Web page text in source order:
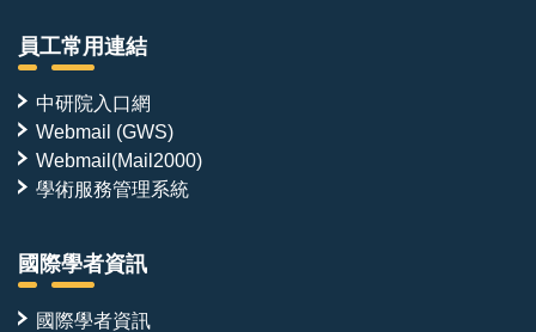
員工常用連結
中研院入口網
Webmail (GWS)
Webmail(Mail2000)
學術服務管理系統
國際學者資訊
國際學者資訊